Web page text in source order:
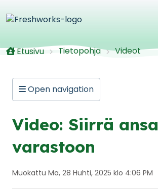
Etusivu Tietopohja Videot
Open navigation
Video: Siirrä ansa
varastoon
Muokattu Ma, 28 Huhti, 2025 klo 4:06 PM